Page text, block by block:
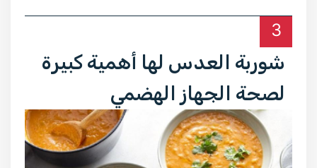
3
شوربة العدس لها أهمية كبيرة
لصحة الجهاز الهضمي